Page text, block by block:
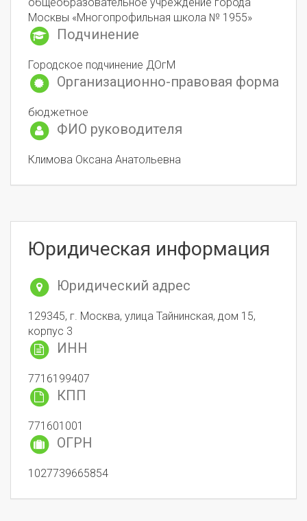
Москвы «Многопрофильная школа № 1955»
Подчинение
Городское подчинение ДОгМ
Организационно-правовая форма
бюджетное
ФИО руководителя
Климова Оксана Анатольевна
Юридическая информация
Юридический адрес
129345, г. Москва, улица Тайнинская, дом 15,
корпус 3
ИНН
7716199407
КПП
771601001
ОГРН
1027739665854